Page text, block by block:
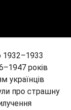
1932–1933
років
українців
про страшну